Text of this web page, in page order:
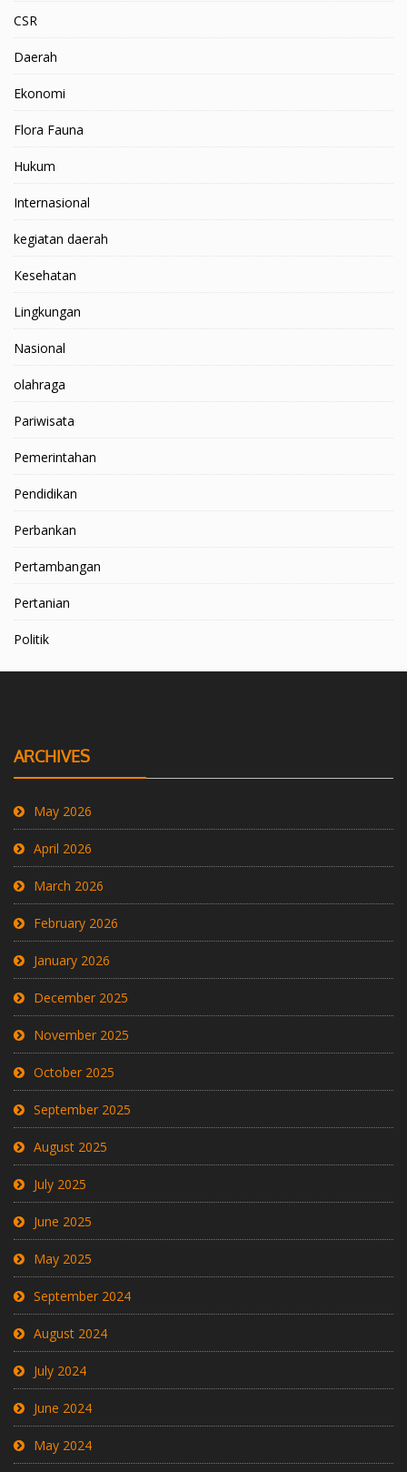
CSR
Daerah
Ekonomi
Flora Fauna
Hukum
Internasional
kegiatan daerah
Kesehatan
Lingkungan
Nasional
olahraga
Pariwisata
Pemerintahan
Pendidikan
Perbankan
Pertambangan
Pertanian
Politik
ARCHIVES
May 2026
April 2026
March 2026
February 2026
January 2026
December 2025
November 2025
October 2025
September 2025
August 2025
July 2025
June 2025
May 2025
September 2024
August 2024
July 2024
June 2024
May 2024